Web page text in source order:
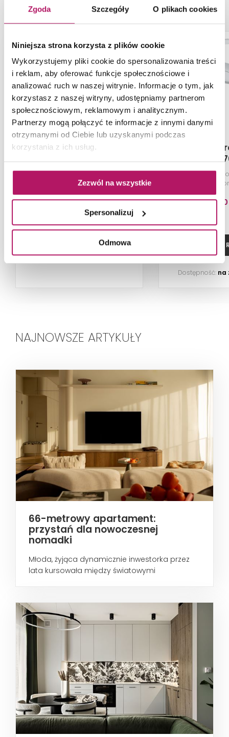
Zgoda Szczegóły O plikach cookies
Niniejsza strona korzysta z plików cookie
Wykorzystujemy pliki cookie do spersonalizowania treści
i reklam, aby oferować funkcje społecznościowe i
analizować ruch w naszej witrynie. Informacje o tym, jak
korzystasz z naszej witryny, udostępniamy partnerom
społecznościowym, reklamowym i analitycznym.
Partnerzy mogą połączyć te informacje z innymi danymi
otrzymanymi od Ciebie lub uzyskanymi podczas
korzystania z ich usług.
Zezwól na wszystkie
Spersonalizuj
Odmowa
Grohe Eurosmart
3326520L
Bateria umywalkowa, DN 15
rozmiar S, chrom
ZOBACZ PRODUKT
Grohe
Bateria
339,50
ZOBACZ
Dostępność: na
NAJNOWSZE ARTYKUŁY
66-metrowy apartament:
przystań dla nowoczesnej
nomadki
Młoda, żyjąca dynamicznie inwestorka przez
lata kursowała między światowymi